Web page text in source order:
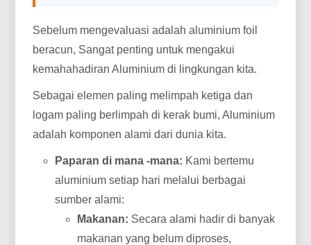
Sebelum mengevaluasi adalah aluminium foil
beracun, Sangat penting untuk mengakui
kemahahadiran Aluminium di lingkungan kita.
Sebagai elemen paling melimpah ketiga dan
logam paling berlimpah di kerak bumi, Aluminium
adalah komponen alami dari dunia kita.
Paparan di mana -mana: Kami bertemu
aluminium setiap hari melalui berbagai
sumber alami:
Makanan: Secara alami hadir di banyak
makanan yang belum diproses,